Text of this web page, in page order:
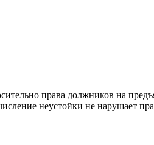
права должников на
неустойки не нарушает